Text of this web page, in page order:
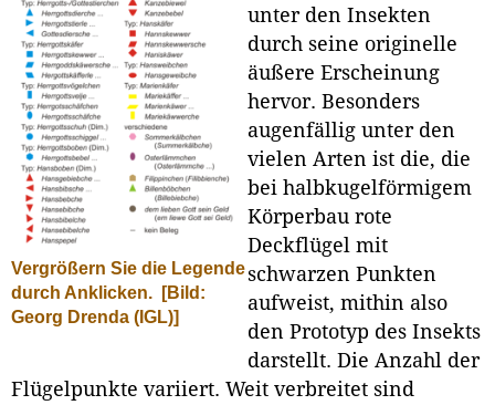
Vergrößern Sie die Legende
durch Anklicken.
[Bild:
Georg Drenda (IGL)]
unter den Insekten
durch seine originelle
äußere Er­scheinung
hervor. Besonders
augenfällig unter den
vielen Arten ist die, die
bei halbkugelförmigem
Körperbau rote
Deckflügel mit
schwarzen Punkten
aufweist, mithin also
den Prototyp des Insekts
darstellt. Die Anzahl der
Flü­gelpunkte variiert. Weit verbreitet sind